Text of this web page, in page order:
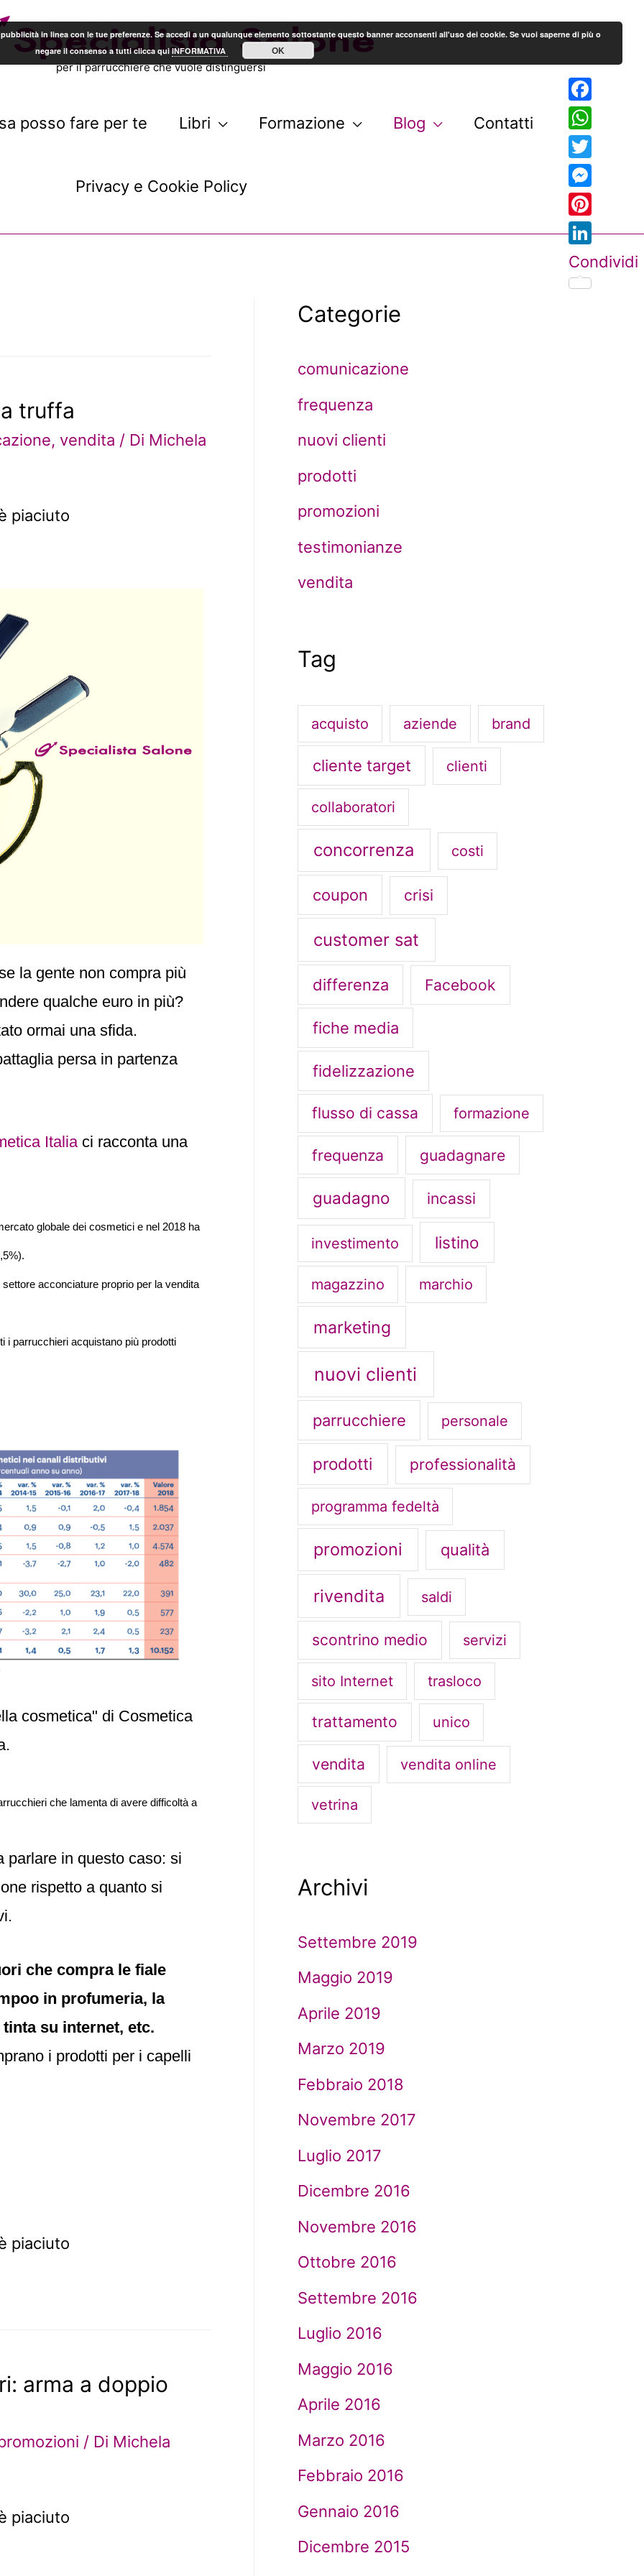
per il parrucchiere che vuole distinguersi
posso fare per te Libri Formazione Blog Contatti
Privacy e Cookie Policy
truffa
, vendita / Di Michela
piaciuto
la gente non compra più
qualche euro in più?
ormai una sfida.
persa in partenza
Italiaci racconta una
globale dei cosmetici e nel 2018 ha
acconciature proprio per la vendita
i parrucchieri acquistano più prodotti
cosmetica" di Cosmetica
che lamenta di avere difficoltà a
parlare in questo caso: si
rispetto a quanto si
che compra le fiale
in profumeria, la
su internet, etc.
i prodotti per i capelli
piaciuto
arma a doppio
/ Di Michela
piaciuto
Categorie
comunicazione
frequenza
nuovi clienti
prodotti
promozioni
testimonianze
vendita
Tag
acquisto aziende brand
cliente target clienti
collaboratori
concorrenza costi
coupon crisi
customer sat
differenza Facebook
fiche media
fidelizzazione
flusso di cassa formazione
frequenza guadagnare
guadagno incassi
investimento listino
magazzino marchio
marketing
nuovi clienti
parrucchiere personale
prodotti professionalità
programma fedeltà
promozioni qualità
rivendita saldi
scontrino medio servizi
sito Internet trasloco
trattamento unico
vendita vendita online
vetrina
Archivi
Settembre 2019
Maggio 2019
Aprile 2019
Marzo 2019
Febbraio 2018
Novembre 2017
Luglio 2017
Dicembre 2016
Novembre 2016
Ottobre 2016
Settembre 2016
Luglio 2016
Maggio 2016
Aprile 2016
Marzo 2016
Febbraio 2016
Gennaio 2016
Dicembre 2015
Facebook
Twitter
Pinterest
LinkedIn
Condividi
in linea con le tue preferenze. Se accedi a un qualunque elemento sottostante questo banner acconsenti all'uso dei cookie. Se vuoi saperne di più o
negare il consenso a tutti clicca quiINFORMATIVA OK